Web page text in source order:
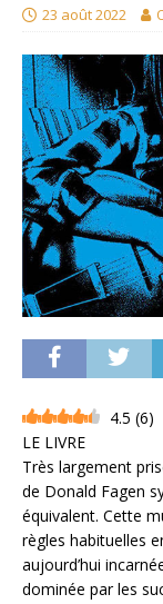
23 août 2022
4.5 (6)
LE LIVRE
Très largement
de Donald Fagen
équivalent. Cette
règles habituelles
aujourd’hui
dominée par les